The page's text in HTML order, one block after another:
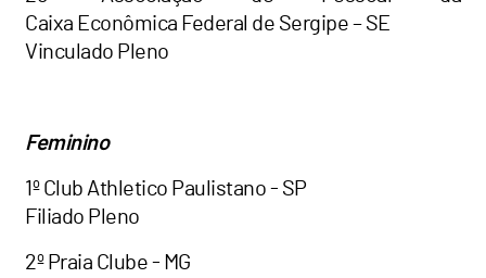
Caixa Econômica Federal de Sergipe – SE
Vinculado Pleno
Feminino
1º Club Athletico Paulistano - SP
Filiado Pleno
2º Praia Clube - MG